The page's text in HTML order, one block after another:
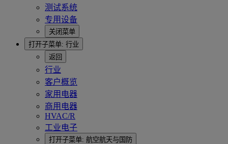
测试系统
专用设备
关闭菜单
打开子菜单: 行业
返回
行业
客户概览
家用电器
商用电器
HVAC/R
工业电子
打开子菜单: 航空航天与国防